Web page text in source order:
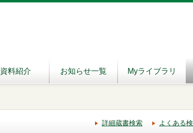
資料紹介 お知らせ一覧 Myライブラリ
詳細蔵書検索 よくある